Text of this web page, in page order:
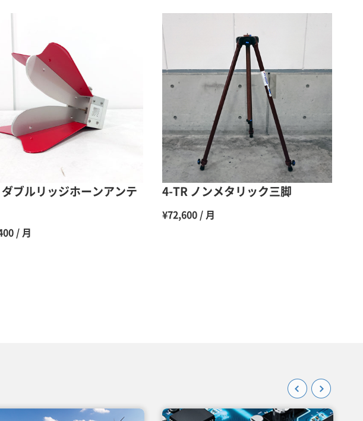
55％（割引率45％）
9ヶ月 50％（割引率50％）
10ヶ月 48％（割引率52％）
11ヶ月 47％（割引率53％）
12ヶ月 45％（割引率55％）
ブルリッジホーンアンテ
/ 月
4-TR ノンメタリック三脚
¥72,600 / 月